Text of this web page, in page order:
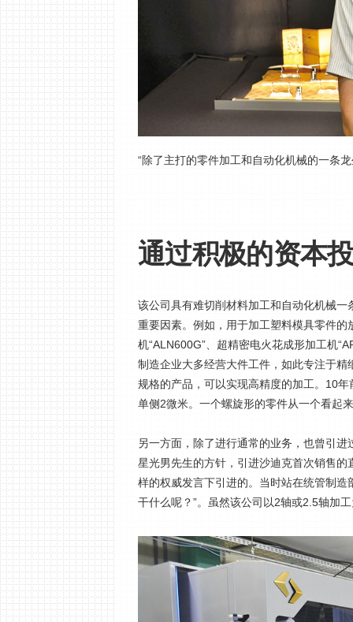
“除了主打的零件加工和自动化机械的一条
通过积极的资本
该公司具有难切削材料加工和自动化机械
重要因素。例如，用于加工塑料模具零件
机“ALN600G”、超精密电火花成形加工机
制造企业大多经营大件工件，如此专注于
规格的产品，可以实现高精度的加工。10
单侧2微米。一个螺旋形的零件从一个看起
另一方面，除了进行通常的业务，也曾引
星光男先生的方针，引进沙迪克首次销售的
样的权威发言下引进的。当时站在统管制造
干什么呢？”。虽然该公司以2轴或2.5轴加